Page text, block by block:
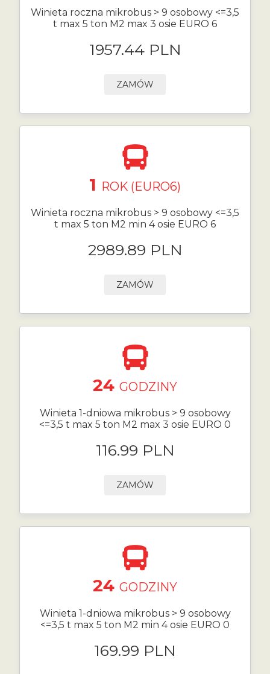
Winieta roczna mikrobus > 9 osobowy <=3,5
t max 5 ton M2 max 3 osie EURO 6
1957.44 PLN
ZAMÓW
1 ROK (EURO6)
Winieta roczna mikrobus > 9 osobowy <=3,5
t max 5 ton M2 min 4 osie EURO 6
2989.89 PLN
ZAMÓW
24 GODZINY
Winieta 1-dniowa mikrobus > 9 osobowy
<=3,5 t max 5 ton M2 max 3 osie EURO 0
116.99 PLN
ZAMÓW
24 GODZINY
Winieta 1-dniowa mikrobus > 9 osobowy
<=3,5 t max 5 ton M2 min 4 osie EURO 0
169.99 PLN